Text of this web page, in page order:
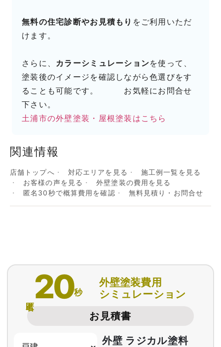
無料の住宅診断やお見積もり をご利用いただ
けます。
さらに、 カラーシミュレーションを使って、
塗装後のイメージを確認しながら色選びをす
ることも可能です。 お気軽にお問合せ
下さい。
土浦市の外壁塗装・屋根塗装はこちら
関連情報
店舗トップへ 対応エリアを見る
施工例一覧を見る
お客様の声を見る
外壁塗装の費用を見る
匿名30秒で概算費用を確認
無料見積り・お問合せ
20秒
外壁塗装費用
シミュレーション
お見積書
外壁 ラジカル塗料